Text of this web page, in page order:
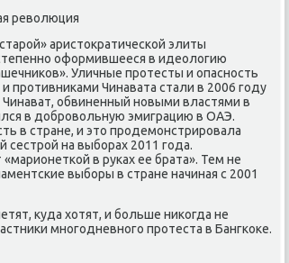
революция
аристократической элиты
оформившееся в идеологию
Уличные протесты и опасность
противниками Чинавата стали в 2006 году
обвиненный новыми властями в
в добровольную эмиграцию в ОАЭ.
в стране, и это продемонстрировала
на выборах 2011 года.
в руках ее брата». Тем не
выборы в стране начиная с 2001
куда хотят, и больше никогда не
многодневного протеста в Бангкоке.